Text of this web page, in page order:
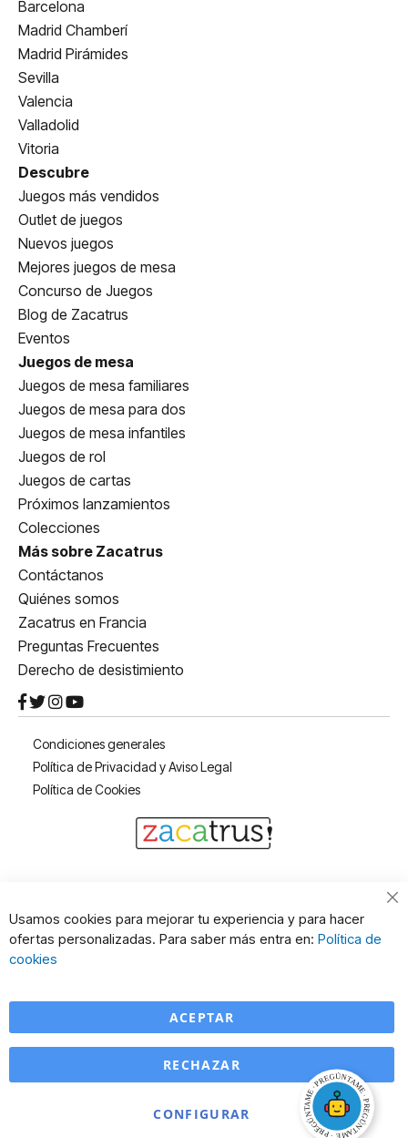
Barcelona
Madrid Chamberí
Madrid Pirámides
Sevilla
Valencia
Valladolid
Vitoria
Descubre
Juegos más vendidos
Outlet de juegos
Nuevos juegos
Mejores juegos de mesa
Concurso de Juegos
Blog de Zacatrus
Eventos
Juegos de mesa
Juegos de mesa familiares
Juegos de mesa para dos
Juegos de mesa infantiles
Juegos de rol
Juegos de cartas
Próximos lanzamientos
Colecciones
Más sobre Zacatrus
Contáctanos
Quiénes somos
Zacatrus en Francia
Preguntas Frecuentes
Derecho de desistimiento
Condiciones generales
Política de Privacidad y Aviso Legal
Política de Cookies
Usamos cookies para mejorar tu experiencia y para hacer
ofertas personalizadas. Para saber más entra en: Política de
cookies
ACEPTAR
CONFIGURAR
RECHAZAR